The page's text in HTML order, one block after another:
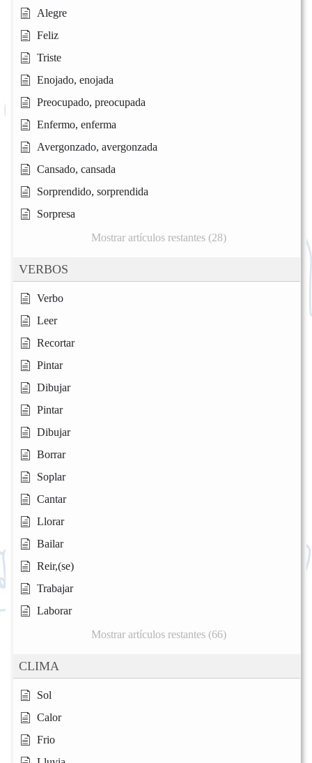
Alegre
Feliz
Triste
Enojado, enojada
Preocupado, preocupada
Enfermo, enferma
Avergonzado, avergonzada
Cansado, cansada
Sorprendido, sorprendida
Sorpresa
Mostrar artículos restantes (28)
VERBOS
Verbo
Leer
Recortar
Pintar
Dibujar
Pintar
Dibujar
Borrar
Soplar
Cantar
Llorar
Bailar
Reir,(se)
Trabajar
Laborar
Mostrar artículos restantes (66)
CLIMA
Sol
Calor
Frio